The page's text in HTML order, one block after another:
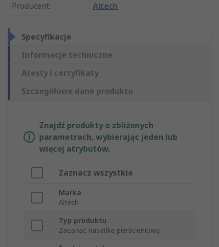
Producent: Altech
Specyfikacje
Informacje techniczne
Atesty i certyfikaty
Szczegółowe dane produktu
Znajdź produkty o zbliżonych
parametrach, wybierając jeden lub
więcej atrybutów.
Zaznacz wszystkie
Marka
Altech
Typ produktu
Zacisnąć nasadkę pierścieniową